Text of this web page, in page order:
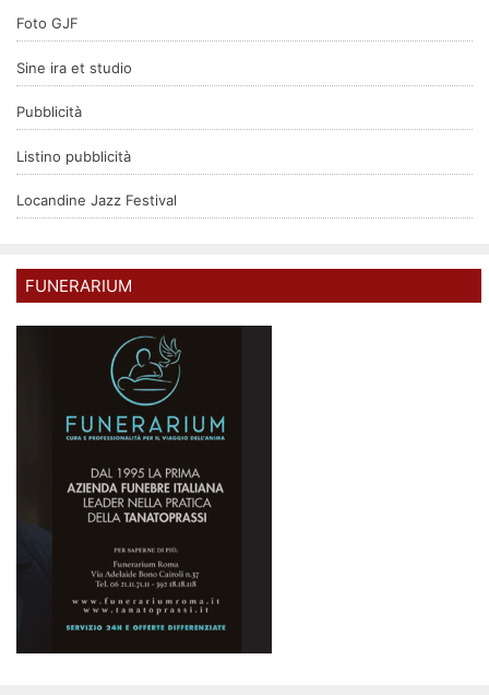
Foto GJF
Sine ira et studio
Pubblicità
Listino pubblicità
Locandine Jazz Festival
FUNERARIUM